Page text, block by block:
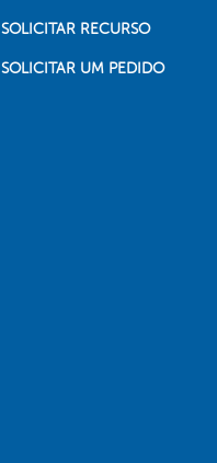
SOLICITAR RECURSO
SOLICITAR UM PEDIDO